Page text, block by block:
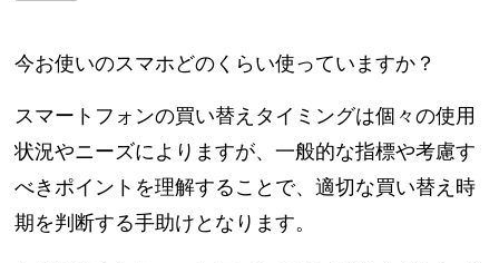
今お使いのスマホどのくらい使っていますか？
スマートフォンの買い替えタイミングは個々の使用
状況やニーズによりますが、一般的な指標や考慮す
べきポイントを理解することで、適切な買い替え時
期を判断する手助けとなります。